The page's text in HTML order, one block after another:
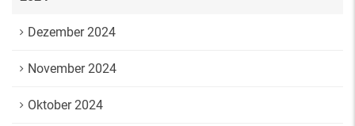
Dezember 2024
November 2024
Oktober 2024